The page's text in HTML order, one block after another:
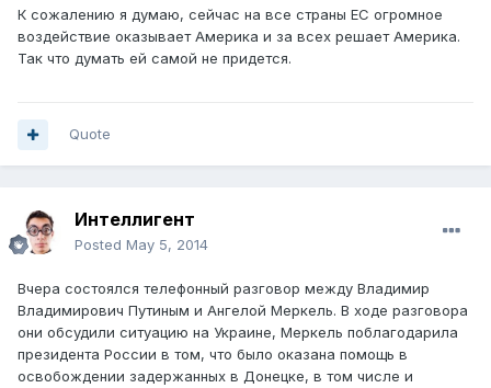
К сожалению я думаю, сейчас на все страны ЕС огромное
воздействие оказывает Америка и за всех решает Америка.
Так что думать ей самой не придется.
Quote
Интеллигент
Posted May 5, 2014
Вчера состоялся телефонный разговор между Владимир
Владимирович Путиным и Ангелой Меркель. В ходе разговора
они обсудили ситуацию на Украине, Меркель поблагодарила
президента России в том, что было оказана помощь в
освобождении задержанных в Донецке, в том числе и